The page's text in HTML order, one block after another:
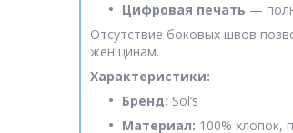
Цифровая печать —
Отсутствие боковых швов
женщинам.
Характеристики:
Бренд: Sol’s
Материал: 100% хлопок,